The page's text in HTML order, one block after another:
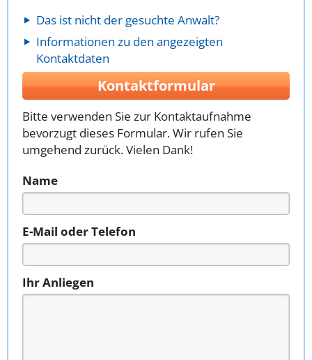
Das ist nicht der gesuchte Anwalt?
Informationen zu den angezeigten
Kontaktdaten
Kontaktformular
Bitte verwenden Sie zur Kontaktaufnahme
bevorzugt dieses Formular. Wir rufen Sie
umgehend zurück. Vielen Dank!
Name
E-Mail oder Telefon
Ihr Anliegen